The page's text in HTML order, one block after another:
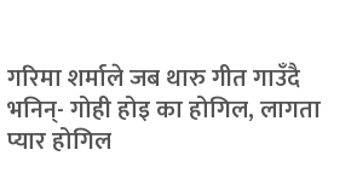
गरिमा शर्माले जब थारु गीत गाउँदै
भनिन्- गोही होइ का होगिल, लागता
प्यार होगिल